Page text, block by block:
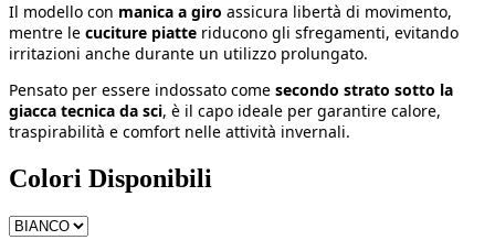
Il modello con manica a giro assicura libertà di movimento,
mentre le cuciture piatte riducono gli sfregamenti, evitando
irritazioni anche durante un utilizzo prolungato.
Pensato per essere indossato come secondo strato sotto la
giacca tecnica da sci, è il capo ideale per garantire calore,
traspirabilità e comfort nelle attività invernali.
Colori Disponibili